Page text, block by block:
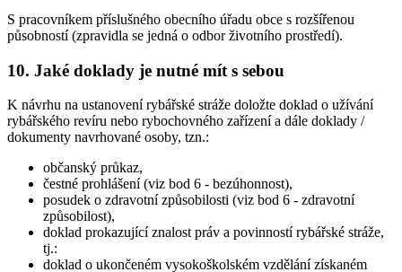
S pracovníkem příslušného obecního úřadu obce s rozšířenou
působností (zpravidla se jedná o odbor životního prostředí).
10. Jaké doklady je nutné mít s sebou
K návrhu na ustanovení rybářské stráže doložte doklad o užívání
rybářského revíru nebo rybochovného zařízení a dále doklady /
dokumenty navrhované osoby, tzn.:
občanský průkaz,
čestné prohlášení (viz bod 6 - bezúhonnost),
posudek o zdravotní způsobilosti (viz bod 6 - zdravotní
způsobilost),
doklad prokazující znalost práv a povinností rybářské stráže,
tj.:
doklad o ukončeném vysokoškolském vzdělání získaném